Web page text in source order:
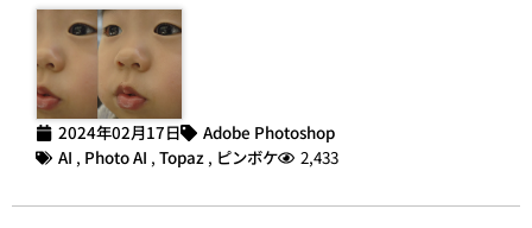
2024年02月17日
Adobe Photoshop
AI , Photo AI , Topaz , ピンボケ 2,433